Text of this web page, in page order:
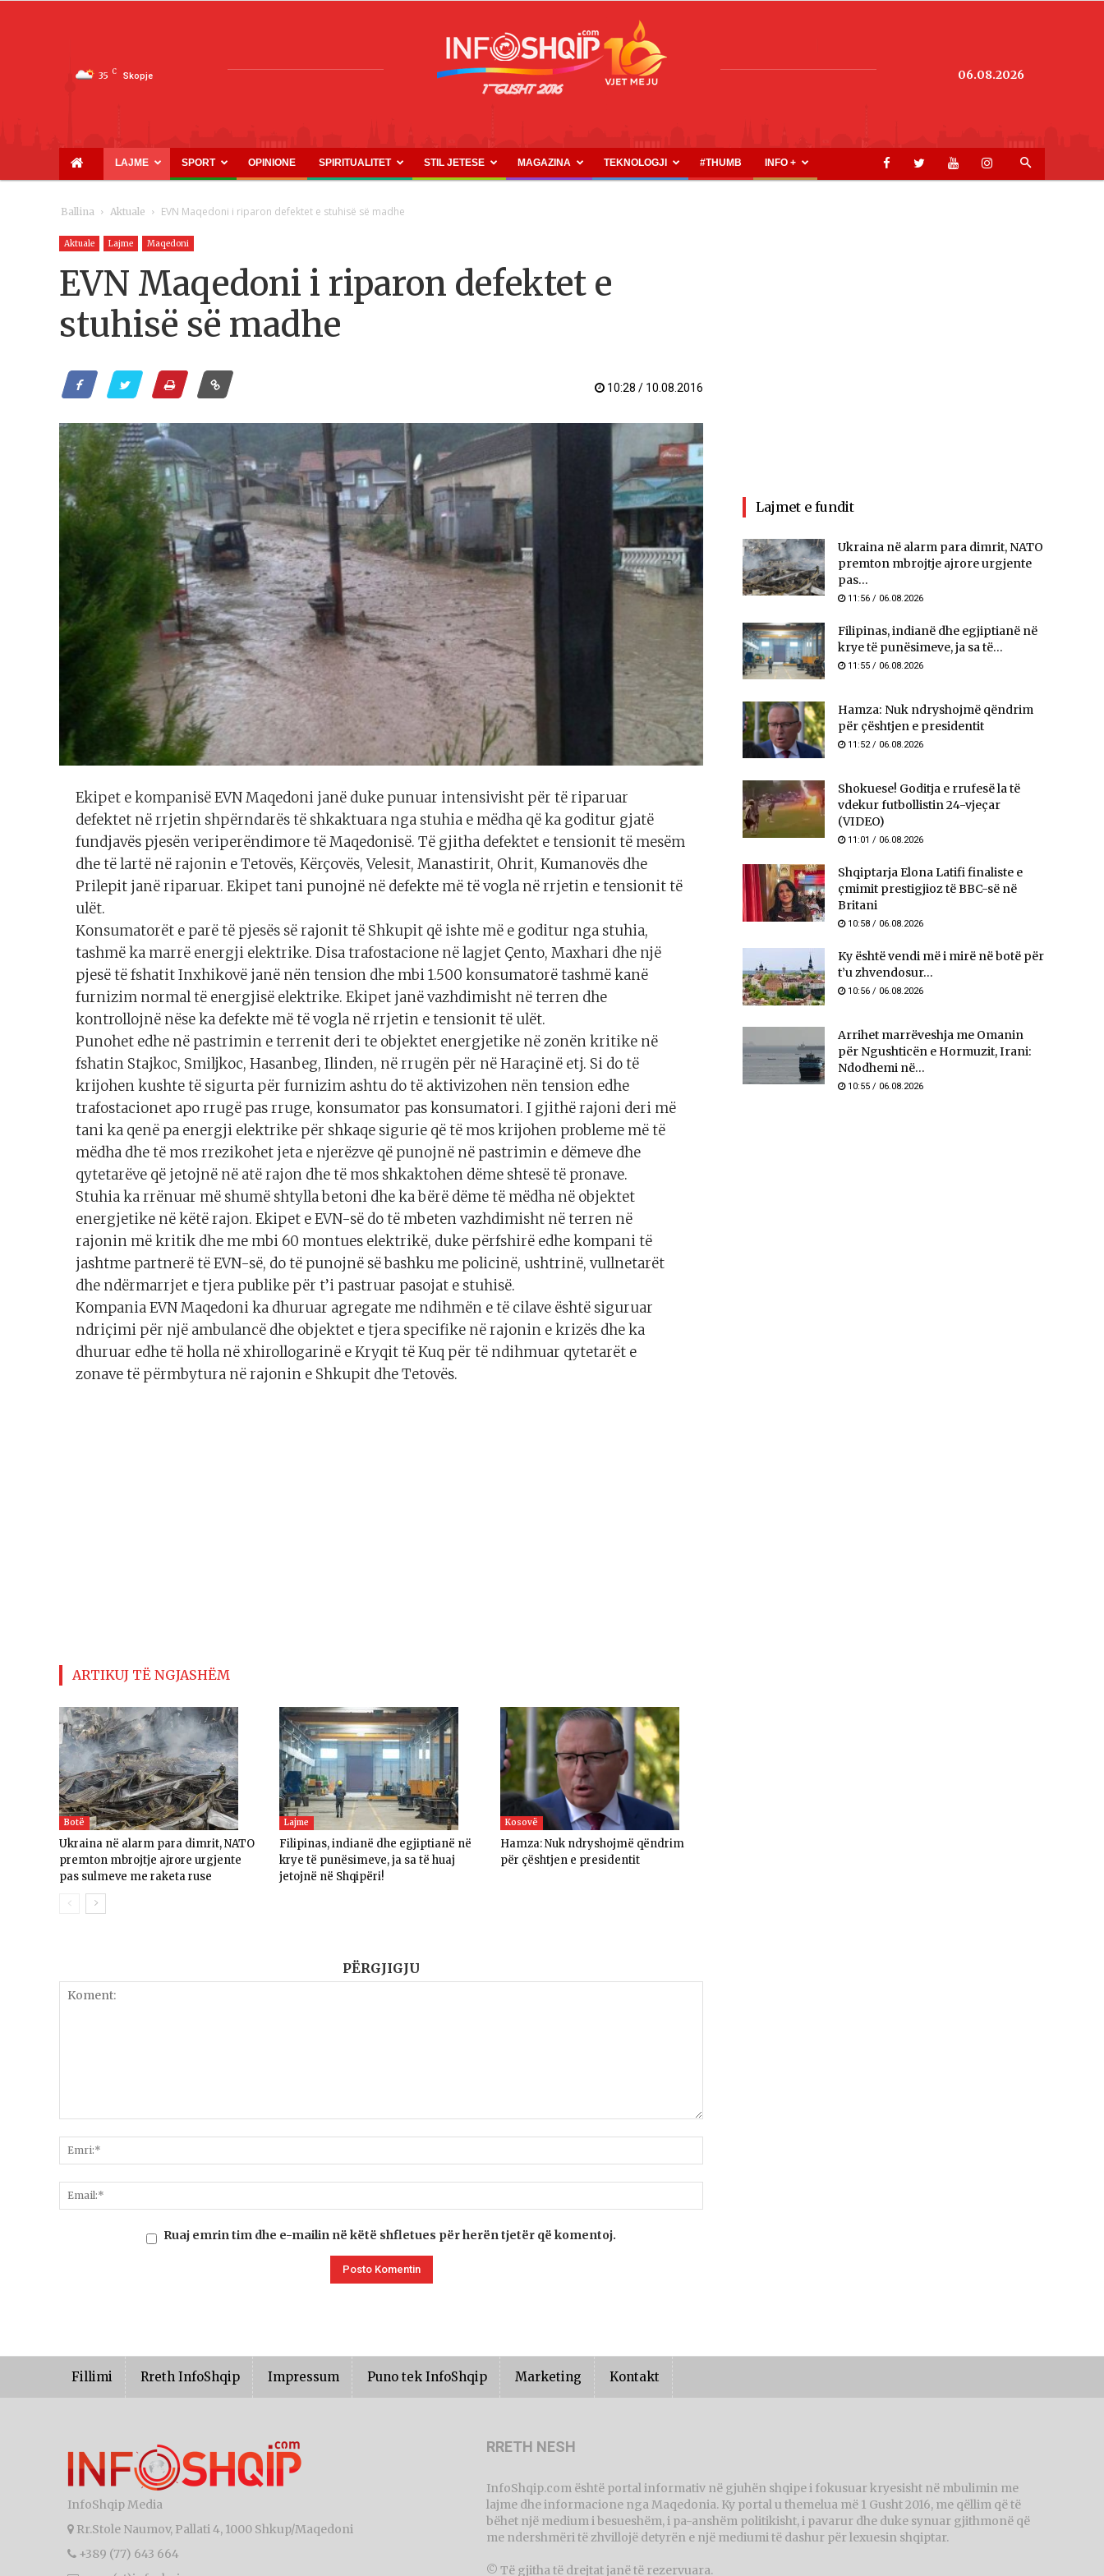
35 C Skopje
INFOSHQIP.COM
06.08.2026
LAJME SPORT OPINIONE SPIRITUALITET STIL JETESE MAGAZINA TEKNOLOGJI #THUMB INFO +
Ballina Aktuale EVN Maqedoni i riparon defektet e stuhisë së madhe
Aktuale Lajme Maqedoni
EVN Maqedoni i riparon defektet e
stuhisë së madhe
10:28 / 10.08.2016
Ekipet e kompanisë EVN Maqedoni janë duke punuar intensivisht për të riparuar
defektet në rrjetin shpërndarës të shkaktuara nga stuhia e mëdha që ka goditur gjatë
fundjavës pjesën veriperëndimore të Maqedonisë. Të gjitha defektet e tensionit të mesëm
dhe të lartë në rajonin e Tetovës, Kërçovës, Velesit, Manastirit, Ohrit, Kumanovës dhe
Prilepit janë riparuar. Ekipet tani punojnë në defekte më të vogla në rrjetin e tensionit të
ulët.
Konsumatorët e parë të pjesës së rajonit të Shkupit që ishte më e goditur nga stuhia,
tashmë ka marrë energji elektrike. Disa trafostacione në lagjet Çento, Maxhari dhe një
pjesë të fshatit Inxhikovë janë nën tension dhe mbi 1.500 konsumatorë tashmë kanë
furnizim normal të energjisë elektrike. Ekipet janë vazhdimisht në terren dhe
kontrollojnë nëse ka defekte më të vogla në rrjetin e tensionit të ulët.
Punohet edhe në pastrimin e terrenit deri te objektet energjetike në zonën kritike në
fshatin Stajkoc, Smiljkoc, Hasanbeg, Ilinden, në rrugën për në Haraçinë etj. Si do të
krijohen kushte të sigurta për furnizim ashtu do të aktivizohen nën tension edhe
trafostacionet apo rrugë pas rruge, konsumator pas konsumatori. I gjithë rajoni deri më
tani ka qenë pa energji elektrike për shkaqe sigurie që të mos krijohen probleme më të
mëdha dhe të mos rrezikohet jeta e njerëzve që punojnë në pastrimin e dëmeve dhe
qytetarëve që jetojnë në atë rajon dhe të mos shkaktohen dëme shtesë të pronave.
Stuhia ka rrënuar më shumë shtylla betoni dhe ka bërë dëme të mëdha në objektet
energjetike në këtë rajon. Ekipet e EVN-së do të mbeten vazhdimisht në terren në
rajonin më kritik dhe me mbi 60 montues elektrikë, duke përfshirë edhe kompani të
jashtme partnerë të EVN-së, do të punojnë së bashku me policinë, ushtrinë, vullnetarët
dhe ndërmarrjet e tjera publike për t’i pastruar pasojat e stuhisë.
Kompania EVN Maqedoni ka dhuruar agregate me ndihmën e të cilave është siguruar
ndriçimi për një ambulancë dhe objektet e tjera specifike në rajonin e krizës dhe ka
dhuruar edhe të holla në xhirollogarinë e Kryqit të Kuq për të ndihmuar qytetarët e
zonave të përmbytura në rajonin e Shkupit dhe Tetovës.
ARTIKUJ TË NGJASHËM
Botë
Ukraina në alarm para dimrit, NATO
premton mbrojtje ajrore urgjente
pas sulmeve me raketa ruse
Lajme
Filipinas, indianë dhe egjiptianë në
krye të punësimeve, ja sa të huaj
jetojnë në Shqipëri!
Kosovë
Hamza: Nuk ndryshojmë qëndrim
për çështjen e presidentit
PËRGJIGJU
Ruaj emrin tim dhe e-mailin në këtë shfletues për herën tjetër që komentoj.
Lajmet e fundit
Ukraina në alarm para dimrit, NATO
premton mbrojtje ajrore urgjente
pas...
11:56 / 06.08.2026
Filipinas, indianë dhe egjiptianë në
krye të punësimeve, ja sa të...
11:55 / 06.08.2026
Hamza: Nuk ndryshojmë qëndrim
për çështjen e presidentit
11:52 / 06.08.2026
Shokuese! Goditja e rrufesë la të
vdekur futbollistin 24-vjeçar
(VIDEO)
11:01 / 06.08.2026
Shqiptarja Elona Latifi finaliste e
çmimit prestigjioz të BBC-së në
Britani
10:58 / 06.08.2026
Ky është vendi më i mirë në botë për
t’u zhvendosur...
10:56 / 06.08.2026
Arrihet marrëveshja me Omanin
për Ngushticën e Hormuzit, Irani:
Ndodhemi në...
10:55 / 06.08.2026
Fillimi Rreth InfoShqip Impressum Puno tek InfoShqip Marketing Kontakt
InfoShqip Media
Rr.Stole Naumov, Pallati 4, 1000 Shkup/Maqedoni
+389 (77) 643 664
RRETH NESH
InfoShqip.com është portal informativ në gjuhën shqipe i fokusuar kryesisht në mbulimin me
lajme dhe informacione nga Maqedonia. Ky portal u themelua më 1 Gusht 2016, me qëllim që të
bëhet një medium i besueshëm, i pa-anshëm politikisht, i pavarur dhe duke synuar gjithmonë që
me ndershmëri të zhvillojë detyrën e një mediumi të dashur për lexuesin shqiptar.
© Të gjitha të drejtat janë të rezervuara.